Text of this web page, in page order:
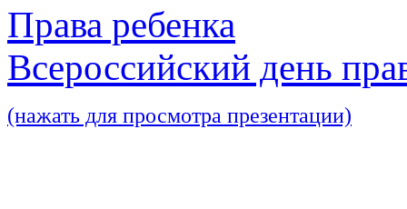
Права ребенка
Всероссийский день
(нажать для просмотра презентации)